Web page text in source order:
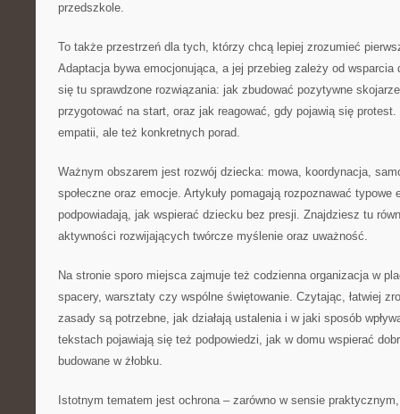
przedszkole.
To także przestrzeń dla tych, którzy chcą lepiej zrozumieć
Adaptacja bywa emocjonująca, a jej przebieg zależy od wsparcia
się tu sprawdzone rozwiązania: jak zbudować pozytywne
przygotować na start, oraz jak reagować, gdy pojawią się
empatii, ale też konkretnych porad.
Ważnym obszarem jest rozwój dziecka: mowa, koordynacja,
społeczne oraz emocje. Artykuły pomagają rozpoznawać typowe
podpowiadają, jak wspierać dziecku bez presji. Znajdziesz tu
aktywności rozwijających twórcze myślenie oraz uważność.
Na stronie sporo miejsca zajmuje też codzienna organizacja w
spacery, warsztaty czy wspólne świętowanie. Czytając, łatwiej
zasady są potrzebne, jak działają ustalenia i w jaki sposób
tekstach pojawiają się też podpowiedzi, jak w domu wspierać
budowane w żłobku.
Istotnym tematem jest ochrona – zarówno w sensie